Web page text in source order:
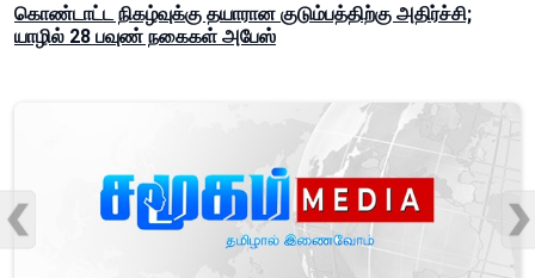
கொண்டாட்ட நிகழ்வுக்கு தயாரான குடும்பத்திற்கு அதிர்ச்சி;
யாழில் 28 பவுண் நகைகள் அபேஸ்